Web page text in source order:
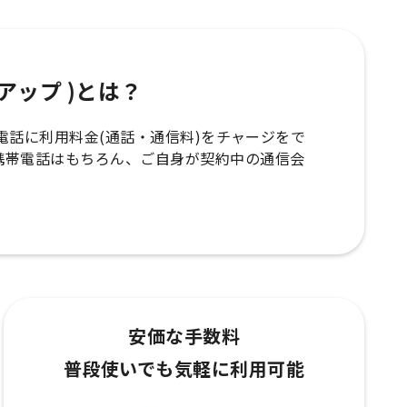
ップ )とは？
に利用料金(通話・通信料)をチャージをで
電話はもちろん、ご自身が契約中の通信会
安価な手数料
普段使いでも気軽に利用可能